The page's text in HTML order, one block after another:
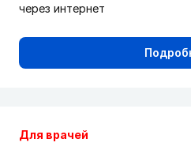
через интернет
Для врачей